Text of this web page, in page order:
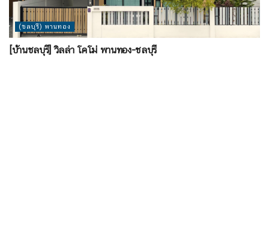
(ชลบุรี) พานทอง
[บ้านชลบุรี] วิลล่า โคโม่ พานทอง-ชลบุรี